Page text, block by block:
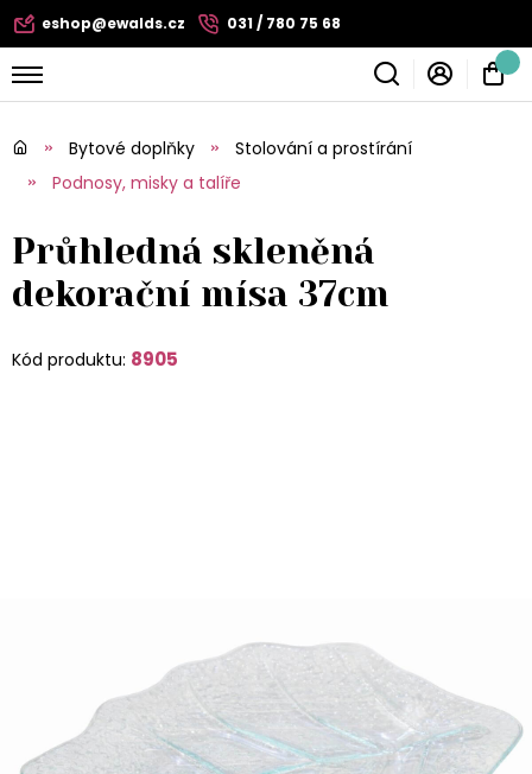
eshop@ewalds.cz 031 / 780 75 68
Bytové doplňky
Stolování a prostírání
Podnosy, misky a talíře
Průhledná skleněná
dekorační mísa 37cm
Kód produktu: 8905